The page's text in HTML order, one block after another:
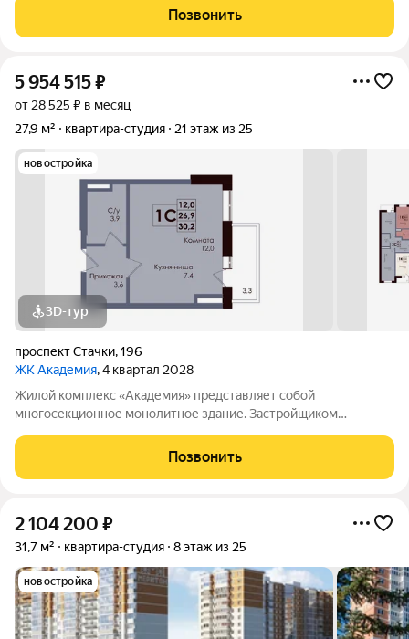
вид. Квартира не угловая, тёплая, с черновой отделкой от
Позвонить
5 954 515₽
от 28 525 ₽ в месяц
27,9 м²
квартира-студия 21 этаж из 25
новостройка
3D-тур
проспект Стачки,196
ЖК Академия, 4 квартал 2028
Жилой комплекс «Академия» представляет собой
многосекционное монолитное здание. Застройщиком
не осуществляется. Благоустройство прилегающей
территории включает в себя организацию детских игровых
Позвонить
2 104 200 ₽
31,7 м² квартира-студия 8 этаж из 25
новостройка